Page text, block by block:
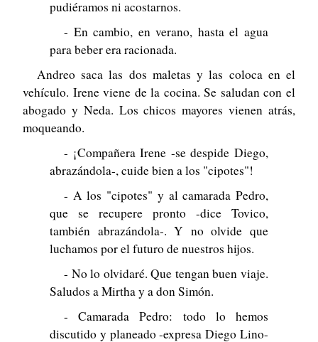
pudiéramos ni acostarnos.
- En cambio, en verano, hasta el agua
para beber era racionada.
Andreo saca las dos maletas y las coloca en el
vehículo. Irene viene de la cocina. Se saludan con el
abogado y Neda. Los chicos mayores vienen atrás,
moqueando.
- ¡Compañera Irene -se despide Diego,
abrazándola-, cuide bien a los "cipotes"!
- A los "cipotes" y al camarada Pedro,
que se recupere pronto -dice Tovico,
también abrazándola-. Y no olvide que
luchamos por el futuro de nuestros hijos.
- No lo olvidaré. Que tengan buen viaje.
Saludos a Mirtha y a don Simón.
- Camarada Pedro: todo lo hemos
discutido y planeado -expresa Diego Lino-